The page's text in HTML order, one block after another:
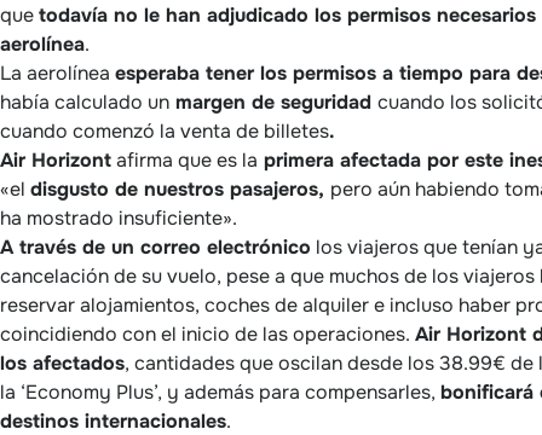
quetodavía no le han adjudicado los permisos
aerolínea.
La aerolínea esperaba tener los permisos a tiempo para
había calculado un margen de seguridad cuando los
cuando comenzó la venta de billetes.
Air Horizontafirma que es la primera afectada por este
«el disgusto de nuestros pasajeros, pero aún habiendo
ha mostrado insuficiente».
A través de un correo electrónico los viajeros que tenían
cancelación de su vuelo, pese a que muchos de los
reservar alojamientos, coches de alquiler e incluso haber
coincidiendo con el inicio de las operaciones. Air Horizont
los afectados, cantidades que oscilan desde los 38.99€ de
la ‘Economy Plus’, y además para compensarles, bonificará
destinos internacionales.